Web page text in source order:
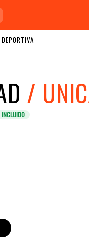
/
INCLUIDO